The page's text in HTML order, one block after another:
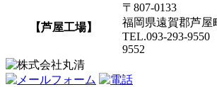
【芦屋工場】
〒807-0133
福岡県遠賀郡芦屋
TEL.093-293-
9552